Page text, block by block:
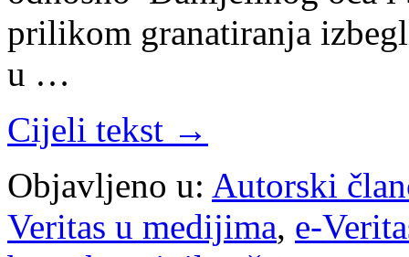
prilikom granatiranja
u …
Cijeli tekst →
Objavljeno u: Autorski
Veritas u medijima, e-